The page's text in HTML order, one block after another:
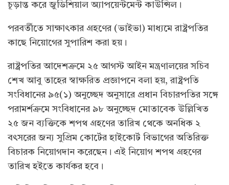
চূড়ান্ত করে জুডিশিয়াল অ্যাপয়েন্টমেন্ট কাউন্সিল।
পরবর্তীতে সাক্ষাৎকার গ্রহণের (ভাইভা) মাধ্যমে রাষ্ট্রপতির
কাছে নিয়োগের সুপারিশ করা হয়।
রাষ্ট্রপতির আদেশক্রমে ২৫ আগস্ট আইন মন্ত্রণালয়ের সচিব
শেখ আবু তাহের স্বাক্ষরিত প্রজ্ঞাপনে বলা হয়, রাষ্ট্রপতি
সংবিধানের ৯৫(১) অনুচ্ছেদ অনুসারে প্রধান বিচারপতির সঙ্গে
পরামর্শক্রমে সংবিধানের ৯৮ অনুচ্ছেদ মোতাবেক উল্লিখিত
২৫ জন ব্যক্তিকে শপথ গ্রহণের তারিখ থেকে অনধিক ২
বৎসরের জন্য সুপ্রিম কোর্টের হাইকোর্ট বিভাগের অতিরিক্ত
বিচারক নিয়োগদান করেছেন। এই নিয়োগ শপথ গ্রহণের
তারিখ হইতে কার্যকর হবে।